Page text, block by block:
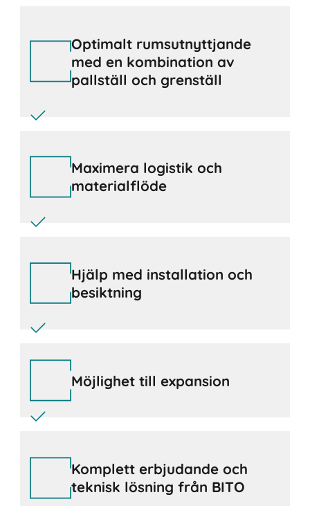
Optimalt rumsutnyttjande
med en kombination av
pallställ och grenställ
Maximera logistik och
materialflöde
Hjälp med installation och
besiktning
Möjlighet till expansion
Komplett erbjudande och
teknisk lösning från BITO